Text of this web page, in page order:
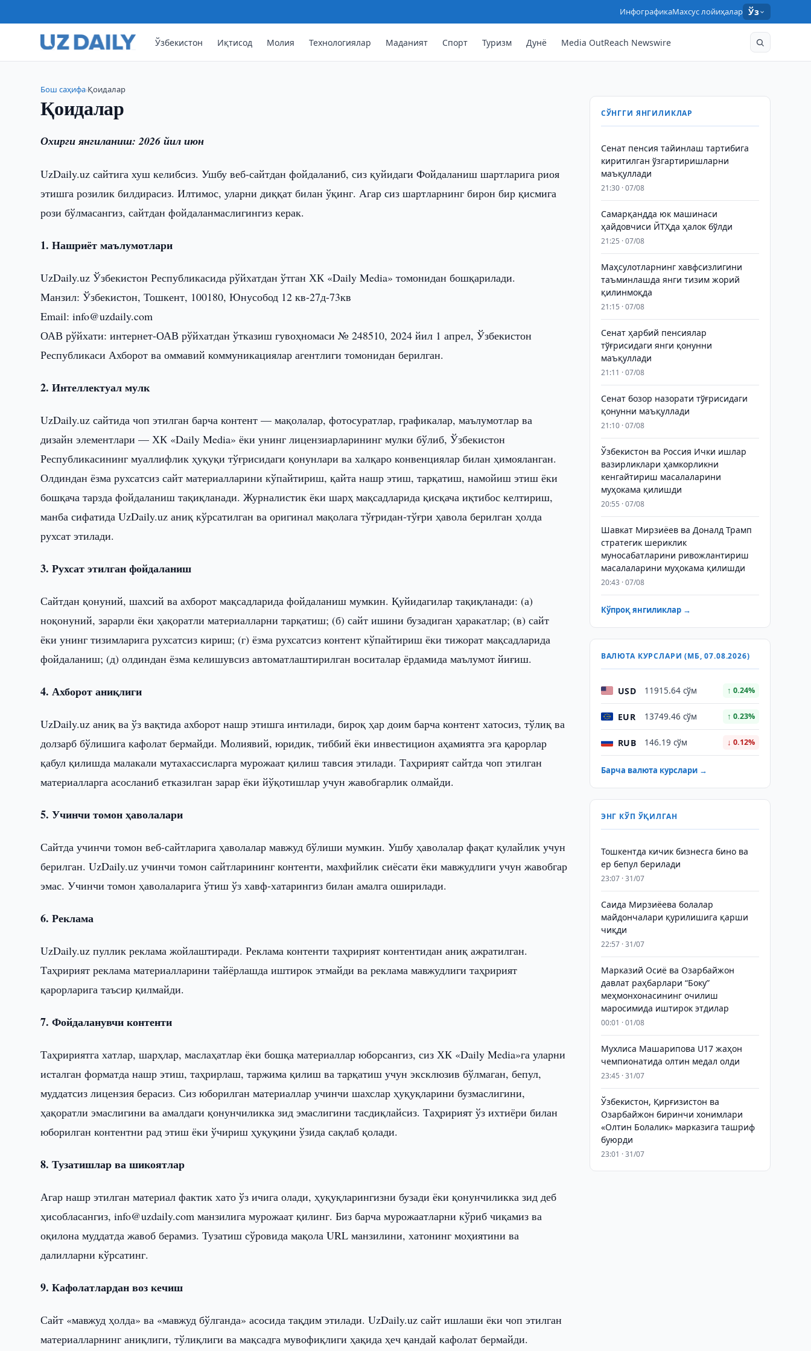
ИнфографикаМахсус лойиҳалар Ўз
Ўзбекистон Иқтисод Молия Технологиялар Маданият Спорт Туризм Дунё Media OutReach Newswire
Бош саҳифа›Қоидалар
Қоидалар
Охирги янгиланиш: 2026 йил июн
UzDaily.uz сайтига хуш келибсиз. Ушбу веб-сайтдан фойдаланиб, сиз қуйидаги Фойдаланиш шартларига риоя
этишга розилик билдирасиз. Илтимос, уларни диққат билан ўқинг. Агар сиз шартларнинг бирон бир қисмига
рози бўлмасангиз, сайтдан фойдаланмаслигингиз керак.
1. Нашриёт маълумотлари
UzDaily.uz Ўзбекистон Республикасида рўйхатдан ўтган ХК «Daily Media» томонидан бошқарилади.
Манзил: Ўзбекистон, Тошкент, 100180, Юнусобод 12 кв-27д-73кв
Email: info@uzdaily.com
ОАВ рўйхати: интернет-ОАВ рўйхатдан ўтказиш гувоҳномаси № 248510, 2024 йил 1 апрел, Ўзбекистон
Республикаси Ахборот ва оммавий коммуникациялар агентлиги томонидан берилган.
2. Интеллектуал мулк
UzDaily.uz сайтида чоп этилган барча контент — мақолалар, фотосуратлар, графикалар, маълумотлар ва
дизайн элементлари — ХК «Daily Media» ёки унинг лицензиарларининг мулки бўлиб, Ўзбекистон
Республикасининг муаллифлик ҳуқуқи тўғрисидаги қонунлари ва халқаро конвенциялар билан ҳимояланган.
Олдиндан ёзма рухсатсиз сайт материалларини кўпайтириш, қайта нашр этиш, тарқатиш, намойиш этиш ёки
бошқача тарзда фойдаланиш тақиқланади. Журналистик ёки шарҳ мақсадларида қисқача иқтибос келтириш,
манба сифатида UzDaily.uz аниқ кўрсатилган ва оригинал мақолага тўғридан-тўғри ҳавола берилган ҳолда
рухсат этилади.
3. Рухсат этилган фойдаланиш
Сайтдан қонуний, шахсий ва ахборот мақсадларида фойдаланиш мумкин. Қуйидагилар тақиқланади: (а)
ноқонуний, зарарли ёки ҳақоратли материалларни тарқатиш; (б) сайт ишини бузадиган ҳаракатлар; (в) сайт
ёки унинг тизимларига рухсатсиз кириш; (г) ёзма рухсатсиз контент кўпайтириш ёки тижорат мақсадларида
фойдаланиш; (д) олдиндан ёзма келишувсиз автоматлаштирилган воситалар ёрдамида маълумот йиғиш.
4. Ахборот аниқлиги
UzDaily.uz аниқ ва ўз вақтида ахборот нашр этишга интилади, бироқ ҳар доим барча контент хатосиз, тўлиқ ва
долзарб бўлишига кафолат бермайди. Молиявий, юридик, тиббий ёки инвестицион аҳамиятга эга қарорлар
қабул қилишда малакали мутахассисларга мурожаат қилиш тавсия этилади. Таҳририят сайтда чоп этилган
материалларга асосланиб етказилган зарар ёки йўқотишлар учун жавобгарлик олмайди.
5. Учинчи томон ҳаволалари
Сайтда учинчи томон веб-сайтларига ҳаволалар мавжуд бўлиши мумкин. Ушбу ҳаволалар фақат қулайлик учун
берилган. UzDaily.uz учинчи томон сайтларининг контенти, махфийлик сиёсати ёки мавжудлиги учун жавобгар
эмас. Учинчи томон ҳаволаларига ўтиш ўз хавф-хатарингиз билан амалга оширилади.
6. Реклама
UzDaily.uz пуллик реклама жойлаштиради. Реклама контенти таҳририят контентидан аниқ ажратилган.
Таҳририят реклама материалларини тайёрлашда иштирок этмайди ва реклама мавжудлиги таҳририят
қарорларига таъсир қилмайди.
7. Фойдаланувчи контенти
Таҳририятга хатлар, шарҳлар, маслаҳатлар ёки бошқа материаллар юборсангиз, сиз ХК «Daily Media»га уларни
исталган форматда нашр этиш, таҳрирлаш, таржима қилиш ва тарқатиш учун эксклюзив бўлмаган, бепул,
муддатсиз лицензия берасиз. Сиз юборилган материаллар учинчи шахслар ҳуқуқларини бузмаслигини,
ҳақоратли эмаслигини ва амалдаги қонунчиликка зид эмаслигини тасдиқлайсиз. Таҳририят ўз ихтиёри билан
юборилган контентни рад этиш ёки ўчириш ҳуқуқини ўзида сақлаб қолади.
8. Тузатишлар ва шикоятлар
Агар нашр этилган материал фактик хато ўз ичига олади, ҳуқуқларингизни бузади ёки қонунчиликка зид деб
ҳисобласангиз, info@uzdaily.com манзилига мурожаат қилинг. Биз барча мурожаатларни кўриб чиқамиз ва
оқилона муддатда жавоб берамиз. Тузатиш сўровида мақола URL манзилини, хатонинг моҳиятини ва
далилларни кўрсатинг.
9. Кафолатлардан воз кечиш
Сайт «мавжуд ҳолда» ва «мавжуд бўлганда» асосида тақдим этилади. UzDaily.uz сайт ишлаши ёки чоп этилган
материалларнинг аниқлиги, тўлиқлиги ва мақсадга мувофиқлиги ҳақида ҳеч қандай кафолат бермайди.
СЎНГГИ ЯНГИЛИКЛАР
Сенат пенсия тайинлаш тартибига
киритилган ўзгартиришларни
маъқуллади
21:30 · 07/08
Самарқандда юк машинаси
ҳайдовчиси ЙТҲда ҳалок бўлди
21:25 · 07/08
Маҳсулотларнинг хавфсизлигини
таъминлашда янги тизим жорий
қилинмоқда
21:15 · 07/08
Сенат ҳарбий пенсиялар
тўғрисидаги янги қонунни
маъқуллади
21:11 · 07/08
Сенат бозор назорати тўғрисидаги
қонунни маъқуллади
21:10 · 07/08
Ўзбекистон ва Россия Ички ишлар
вазирликлари ҳамкорликни
кенгайтириш масалаларини
муҳокама қилишди
20:55 · 07/08
Шавкат Мирзиёев ва Доналд Трамп
стратегик шериклик
муносабатларини ривожлантириш
масалаларини муҳокама қилишди
20:43 · 07/08
Кўпроқ янгиликлар →
ВАЛЮТА КУРСЛАРИ (МБ, 07.08.2026)
USD 11915.64 сўм ↑ 0.24%
EUR 13749.46 сўм ↑ 0.23%
RUB 146.19 сўм ↓ 0.12%
Барча валюта курслари →
ЭНГ КЎП ЎҚИЛГАН
Тошкентда кичик бизнесга бино ва
ер бепул берилади
23:07 · 31/07
Саида Мирзиёева болалар
майдончалари қурилишига қарши
чиқди
22:57 · 31/07
Марказий Осиё ва Озарбайжон
давлат раҳбарлари “Боку”
меҳмонхонасининг очилиш
маросимида иштирок этдилар
00:01 · 01/08
Мухлиса Машарипова U17 жаҳон
чемпионатида олтин медал олди
23:45 · 31/07
Ўзбекистон, Қирғизистон ва
Озарбайжон биринчи хонимлари
«Олтин Болалик» марказига ташриф
буюрди
23:01 · 31/07